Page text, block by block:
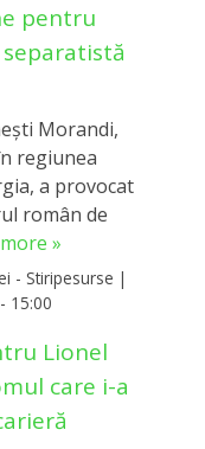
pentru
Morandi,
regiunea
a provocat
român de
»
- Stiripesurse |
15:00
Lionel
care i-a